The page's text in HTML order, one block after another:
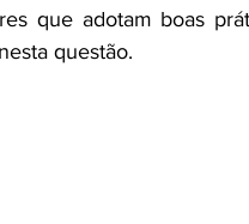
que adotam boas
questão.